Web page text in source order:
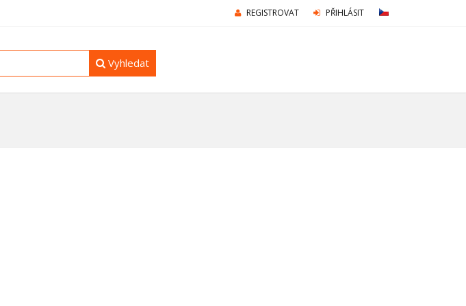
REGISTROVAT PŘIHLÁSIT
Vyhledat